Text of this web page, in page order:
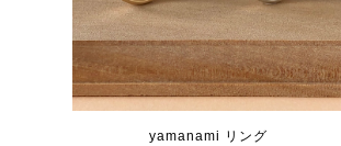
yamanami リング